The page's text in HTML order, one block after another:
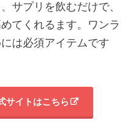
サプリを飲むだけで、
てくれるます。ワンラ
は必須アイテムです
サイトはこちら